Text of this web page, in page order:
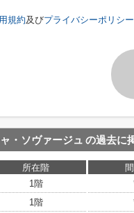
規約及びプライバシーポリシー
・ソヴァージュ の過去に
所在階
1階
1階